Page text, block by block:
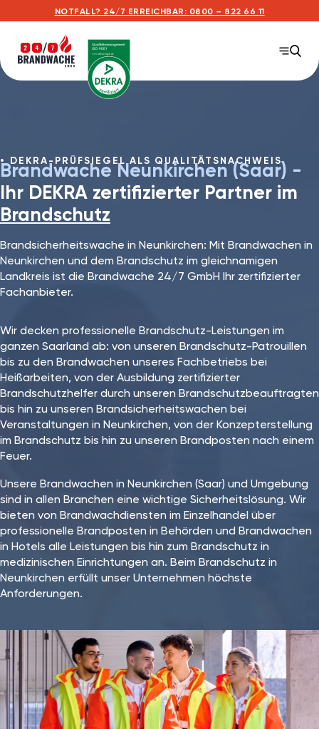
NOTFALL? 24/7 ERREICHBAR: 0800 – 822 66 11
DEKRA-PRÜFSIEGEL ALS QUALITÄTSNACHWEIS
Brandwache Neunkirchen⁠ (Saar) -
Ihr DEKRA zertifizierter Partner im
Brandschutz
Brandsicherheitswache in Neunkirchen: Mit Brandwachen in
Neunkirchen⁠ und dem Brandschutz im gleichnamigen
Landkreis ist die Brandwache 24/7 GmbH Ihr zertifizierter
Fachanbieter.
Wir decken professionelle Brandschutz-Leistungen im
ganzen Saarland ab: von unseren Brandschutz-Patrouillen
bis zu den Brandwachen unseres Fachbetriebs bei
Heißarbeiten, von der Ausbildung zertifizierter
Brandschutzhelfer durch unseren Brandschutzbeauftragten
bis hin zu unseren Brandsicherheitswachen bei
Veranstaltungen in Neunkirchen, von der Konzepterstellung
im Brandschutz bis hin zu unseren Brandposten nach einem
Feuer.
Unsere Brandwachen in Neunkirchen (Saar) und Umgebung
sind in allen Branchen eine wichtige Sicherheitslösung. Wir
bieten von Brandwachdiensten im Einzelhandel über
professionelle Brandposten in Behörden und Brandwachen
in Hotels alle Leistungen bis hin zum Brandschutz in
medizinischen Einrichtungen an. Beim Brandschutz in
Neunkirchen⁠ erfüllt unser Unternehmen höchste
Anforderungen.